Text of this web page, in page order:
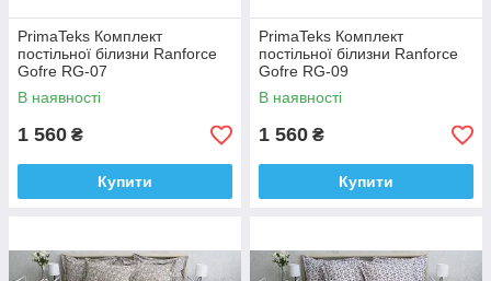
PrimaTeks Комплект
постільної білизни Ranforce
Gofre RG-07
В наявності
1 560 ₴
Купити
PrimaTeks Комплект
постільної білизни Ranforce
Gofre RG-09
В наявності
1 560 ₴
Купити